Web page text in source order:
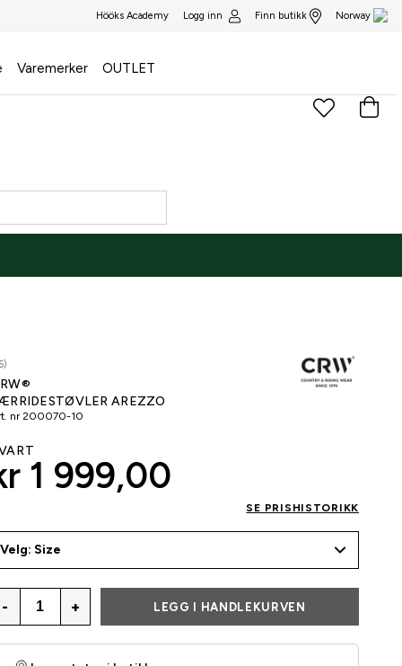
Hööks Academy Logg inn Finn butikk Norway
Varemerker OUTLET
AREZZO
nr 200070-10
1 999,00
SE PRISHISTORIKK
Velg: Size
- + LEGG I HANDLEKURVEN